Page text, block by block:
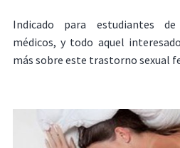
Indicado para estudiantes
médicos, y todo aquel
más sobre este trastorno sexual